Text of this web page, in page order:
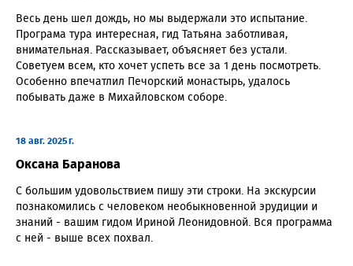
Весь день шел дождь, но мы выдержали это испытание.
Програма тура интересная, гид Татьяна заботливая,
внимательная. Рассказывает, объясняет без устали.
Советуем всем, кто хочет успеть все за 1 день посмотреть.
Особенно впечатлил Печорский монастырь, удалось
побывать даже в Михайловском соборе.
18 авг. 2025 г.
Оксана Баранова
С большим удовольствием пишу эти строки. На экскурсии
познакомились с человеком необыкновенной эрудиции и
знаний - вашим гидом Ириной Леонидовной. Вся программа
с ней - выше всех похвал.